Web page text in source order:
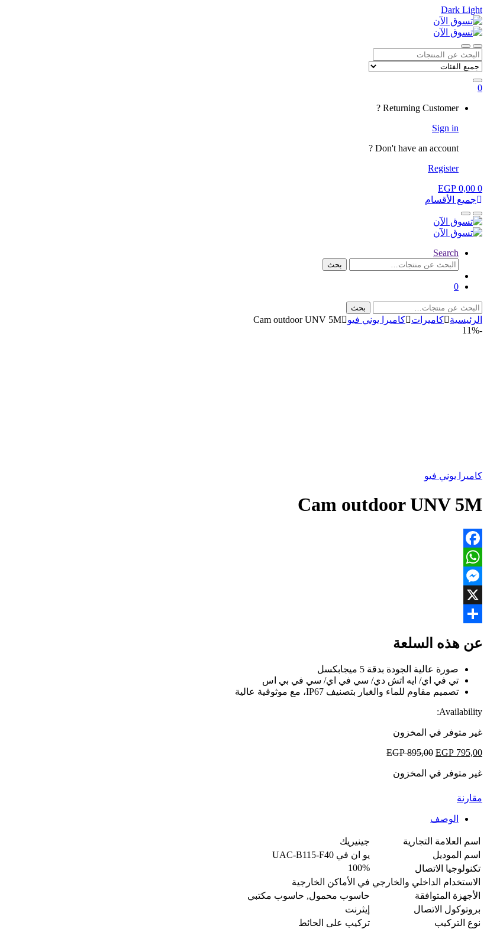
Dark Light
Skip
to
navigation
Skip
to
content
Open
CloseSearch
for:
0
Returning Customer ?
Sign in
Don't have an account ?
Register
0
EGP 0,00
جميع الأقسام
Open
Close
Search
البحث
بحث
0
البحث
عن:
بحث
الرئيسية كاميرات كاميرا يوني فيو
Cam outdoor UNV 5M
-
11%
كاميرا يوني فيو
Cam outdoor UNV 5M
Facebook
WhatsApp
Messenger
X
عن هذه السلعة
صورة عالية الجودة بدقة 5 ميجابكسل
تي في اي/ ايه اتش دي/ سي في اي/ سي في بي اس
تصميم مقاوم للماء والغبار بتصنيف IP67، مع موثوقية عالية
Availability:
غير متوفر في المخزون
EGP 795,00
EGP895,00
غير متوفر في المخزون
مقارنة
الوصف
اسم العلامة التجارية
جينيريك
اسم الموديل
يو ان في UAC-B115-F40
تكنولوجيا الاتصال
100%
الاستخدام الداخلي والخارجي في الأماكن الخارجية
الأجهزة المتوافقة
حاسوب محمول, حاسوب مكتبي
بروتوكول الاتصال
إيثرنت
نوع التركيب
تركيب على الحائط